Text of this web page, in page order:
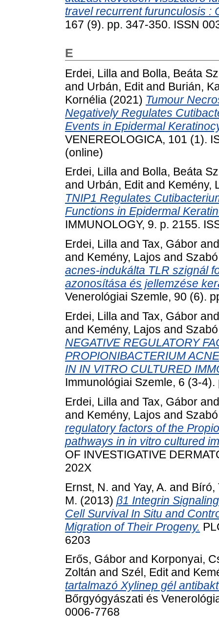
travel recurrent furunculosis :
167 (9). pp. 347-350. ISSN
E
Erdei, Lilla and Bolla, Beáta
and Urbán, Editand Burián,
Kornélia (2021) Tumour
Negatively Regulates
Events in Epidermal
VENEREOLOGICA, 101 (1).
(online)
Erdei, Lilla and Bolla, Beáta
and Urbán, Editand Kemény,
TNIP1 Regulates
Functions in Epidermal
IMMUNOLOGY, 9. p. 2155.
Erdei, Lilla and Tax, Gábor
and Kemény, Lajos and
acnes-indukálta TLR szignál
azonosítása és jellemzése
Venerológiai Szemle, 90 (6).
Erdei, Lilla and Tax, Gábor
and Kemény, Lajos and
NEGATIVE REGULATORY
PROPIONIBACTERIUM
IN IN VITRO CULTURED
Immunológiai Szemle, 6 (3-
Erdei, Lilla and Tax, Gábor
and Kemény, Lajos and
regulatory factors of the
pathways in in vitro cultured
OF INVESTIGATIVE
202X
Ernst, N. and Yay, A. and Bíró,
M. (2013) β1 Integrin
Cell Survival In Situ and
Migration of Their Progeny.
6203
Erős, Gábor and Korponyai,
Zoltán and Szél, Editand
tartalmazó Xylinep gél
Bőrgyógyászati és
0006-7768